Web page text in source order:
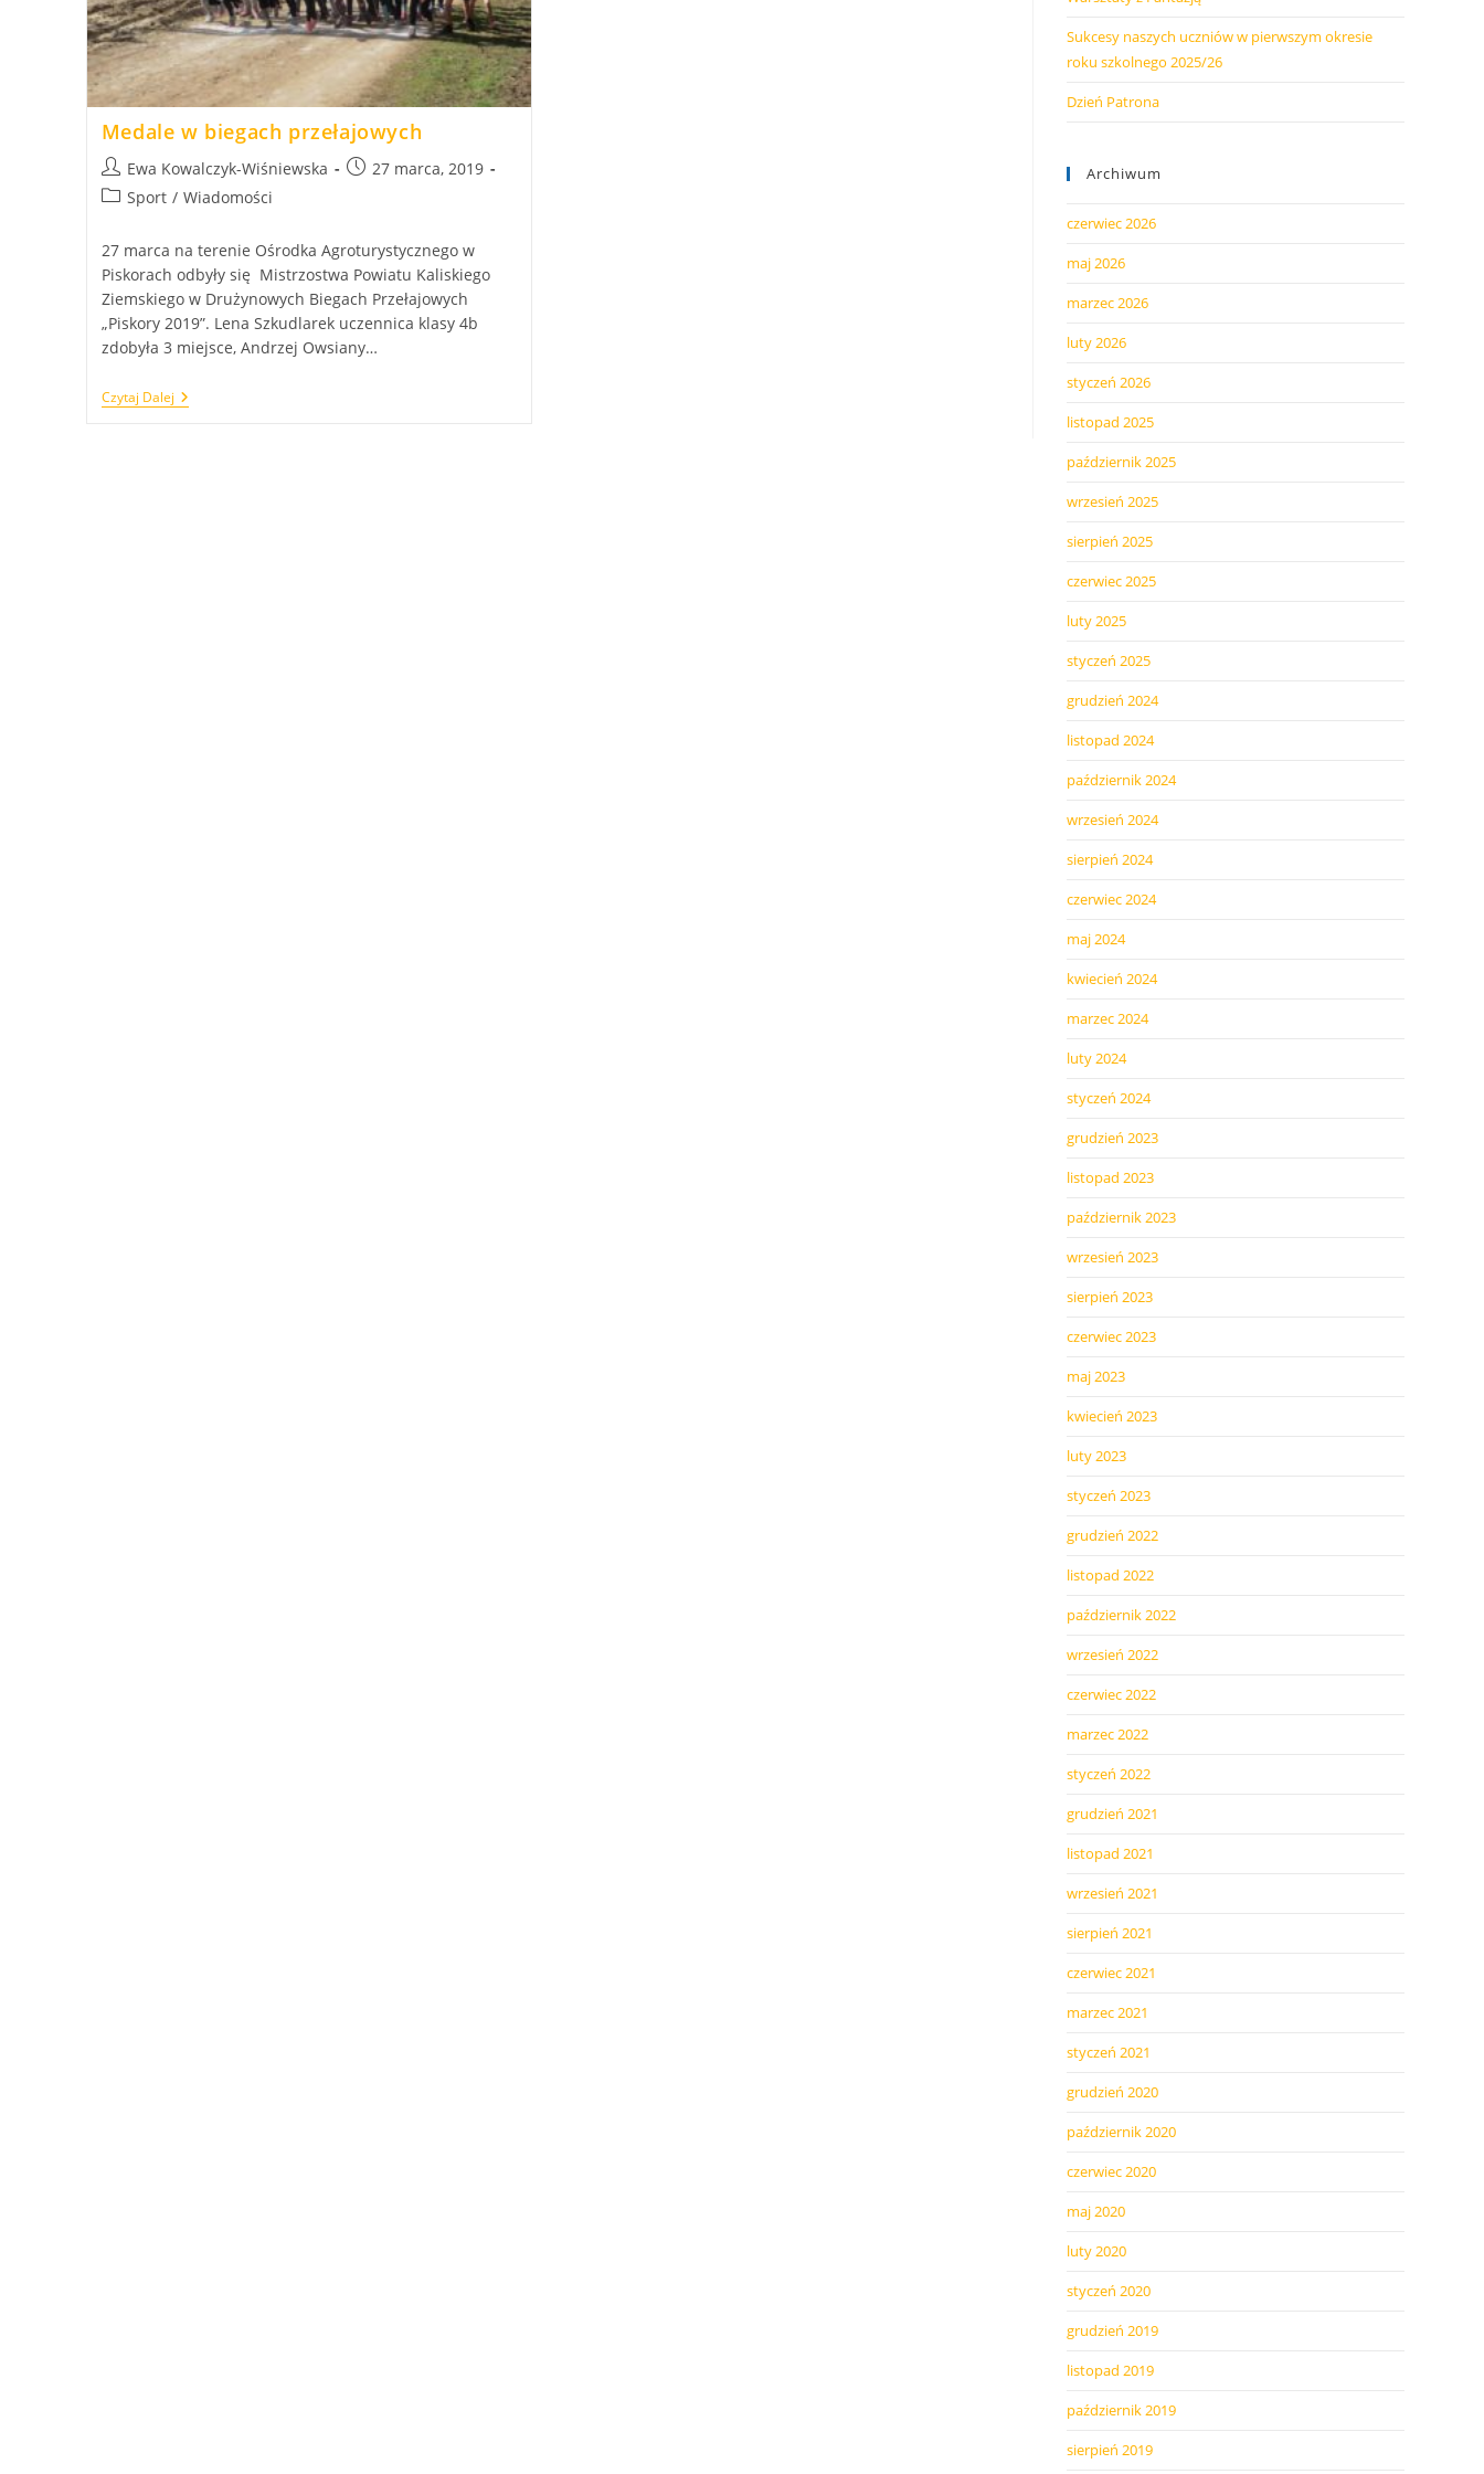
Medale w biegach przełajowych
Post
author:
Ewa Kowalczyk-Wiśniewska
Post27 marca, 2019
PostSport / Wiadomości
27 marca na terenie Ośrodka Agroturystycznego w
Piskorach odbyły się Mistrzostwa Powiatu Kaliskiego
Ziemskiego w Drużynowych Biegach Przełajowych
„Piskory 2019”. Lena Szkudlarek uczennica klasy 4b
zdobyła 3 miejsce, Andrzej Owsiany…
Czytaj DalejMedale
W
Sukcesy naszych uczniów w pierwszym okresie
roku szkolnego 2025/26
Dzień Patrona
Archiwum
czerwiec 2026
maj 2026
marzec 2026
luty 2026
styczeń 2026
listopad 2025
październik 2025
wrzesień 2025
sierpień 2025
czerwiec 2025
luty 2025
styczeń 2025
grudzień 2024
listopad 2024
październik 2024
wrzesień 2024
sierpień 2024
czerwiec 2024
maj 2024
kwiecień 2024
marzec 2024
luty 2024
styczeń 2024
grudzień 2023
listopad 2023
październik 2023
wrzesień 2023
sierpień 2023
czerwiec 2023
maj 2023
kwiecień 2023
luty 2023
styczeń 2023
grudzień 2022
listopad 2022
październik 2022
wrzesień 2022
czerwiec 2022
marzec 2022
styczeń 2022
grudzień 2021
listopad 2021
wrzesień 2021
sierpień 2021
czerwiec 2021
marzec 2021
styczeń 2021
grudzień 2020
październik 2020
czerwiec 2020
maj 2020
luty 2020
styczeń 2020
grudzień 2019
listopad 2019
październik 2019
sierpień 2019